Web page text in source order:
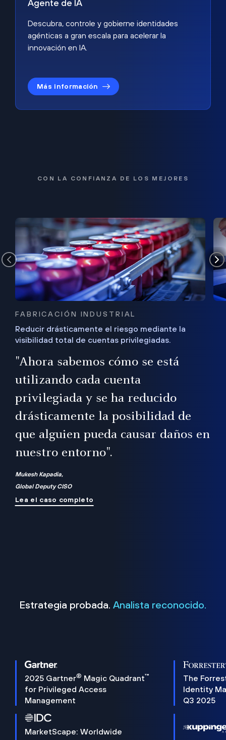
Agente de IA
Descubra, controle y gobierne identidades
agénticas a gran escala para acelerar la
innovación en IA.
Más información
CON LA CONFIANZA DE LOS MEJORES
FABRICACIÓN INDUSTRIAL
Reducir drásticamente el riesgo mediante la
visibilidad total de cuentas privilegiadas.
"Ahora sabemos cómo se está
utilizando cada cuenta
privilegiada y se ha reducido
drásticamente la posibilidad de
que alguien pueda causar daños en
nuestro entorno".
Mukesh Kapadia,
Global Deputy CISO
Lea el caso completo
Estrategia probada. Analista reconocido.
2025 Gartner® Magic Quadrant™
for Privileged Access
Management
The
Identity
Q3 2025
MarketScape: Worldwide